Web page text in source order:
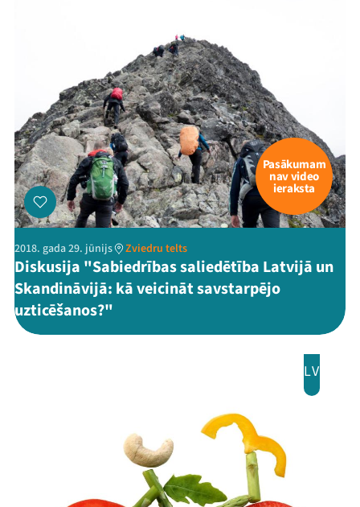
Pasākumam
nav video
ieraksta
2018. gada 29. jūnijs Zviedru telts
Diskusija "Sabiedrības saliedētība Latvijā un
Skandināvijā: kā veicināt savstarpējo
uzticēšanos?"
LV